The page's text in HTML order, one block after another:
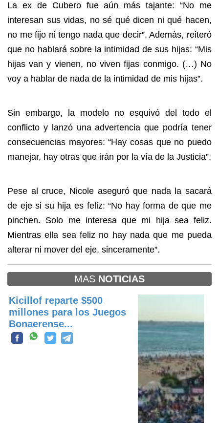
La ex de Cubero fue aún más tajante: “No me
interesan sus vidas, no sé qué dicen ni qué hacen,
no me fijo ni tengo nada que decir”. Además, reiteró
que no hablará sobre la intimidad de sus hijas: “Mis
hijas van y vienen, no viven fijas conmigo. (…) No
voy a hablar de nada de la intimidad de mis hijas”.
Sin embargo, la modelo no esquivó del todo el
conflicto y lanzó una advertencia que podría tener
consecuencias mayores: “Hay cosas que no puedo
manejar, hay otras que irán por la vía de la Justicia”.
Pese al cruce, Nicole aseguró que nada la sacará
de eje si su hija es feliz: “No hay forma de que me
pinchen. Solo me interesa que mi hija sea feliz.
Mientras ella sea feliz no hay nada que me pueda
alterar ni mover del eje, sinceramente”.
MAS NOTICIAS
Kicillof reparte $500
millones para los Juegos
Bonaerense...